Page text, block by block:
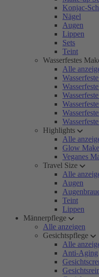
Konjac-
Nägel
Augen
Lippen
Sets
Teint
Wasserfestes
Alle
Highlights
Alle
Glow
Veganes
Travel Size
Alle
Augen
Teint
Lippen
Männerpflege
Alle anzeigen
Gesichtspflege
Alle
Anti-Aging